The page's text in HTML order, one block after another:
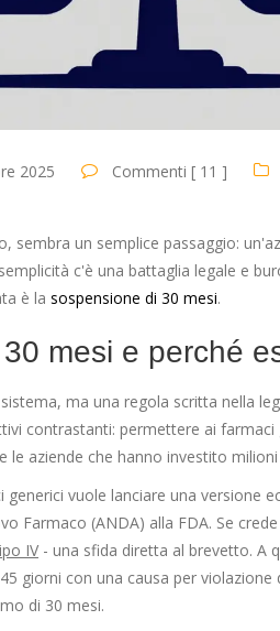
2025 Commenti [ 11 ]
sembra un semplice passaggio:
c'è una battaglia legale e
è la sospensione di 30 mesi.
mesi e perché
ma una regola scritta nella
contrastanti: permettere ai
aziende che hanno investito
vuole lanciare una versione
Farmaco (ANDA) alla FDA. Se
IV - una sfida diretta al brevetto. A
giorni con una causa per
di 30 mesi.